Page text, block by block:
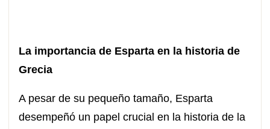
La importancia de Esparta en la historia de
Grecia
A pesar de su pequeño tamaño, Esparta
desempeñó un papel crucial en la historia de la